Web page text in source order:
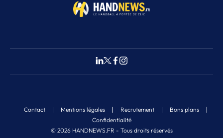
© 2026 HANDNEWS.FR - Tous droits réservés
Contact Mentions légales Recrutement
Bons plans
Confidentialité